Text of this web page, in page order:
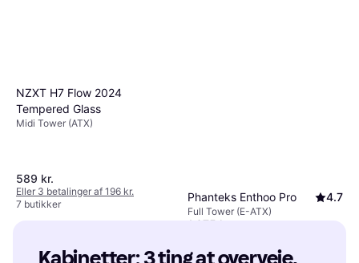
NZXT H7 Flow 2024
Tempered Glass
Midi Tower (ATX)
589 kr.
Eller 3 betalinger af 196 kr.
7 butikker
Phanteks Enthoo Pro 4.7
Full Tower (E-ATX)
1.075 kr.
3 butikker